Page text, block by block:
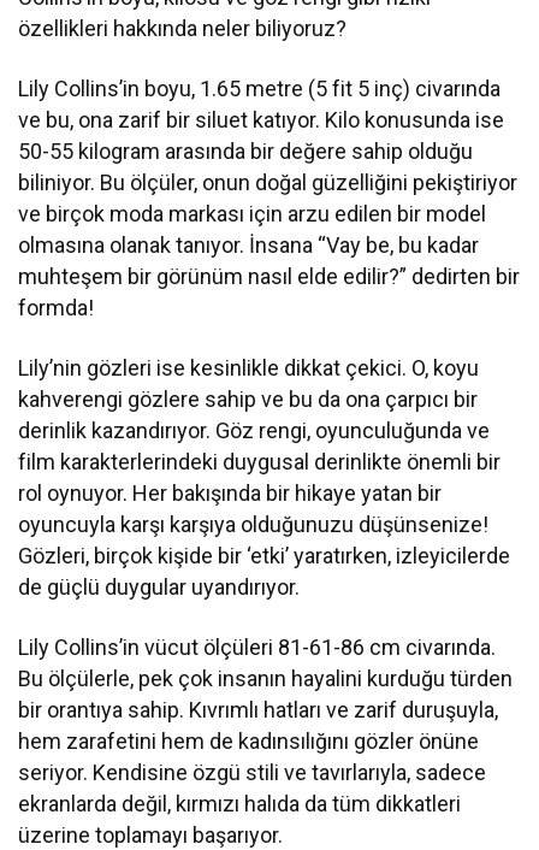
özellikleri hakkında neler biliyoruz?
Lily Collins’in boyu, 1.65 metre (5 fit 5 inç) civarında
ve bu, ona zarif bir siluet katıyor. Kilo konusunda ise
50-55 kilogram arasında bir değere sahip olduğu
biliniyor. Bu ölçüler, onun doğal güzelliğini pekiştiriyor
ve birçok moda markası için arzu edilen bir model
olmasına olanak tanıyor. İnsana “Vay be, bu kadar
muhteşem bir görünüm nasıl elde edilir?” dedirten bir
formda!
Lily’nin gözleri ise kesinlikle dikkat çekici. O, koyu
kahverengi gözlere sahip ve bu da ona çarpıcı bir
derinlik kazandırıyor. Göz rengi, oyunculuğunda ve
film karakterlerindeki duygusal derinlikte önemli bir
rol oynuyor. Her bakışında bir hikaye yatan bir
oyuncuyla karşı karşıya olduğunuzu düşünsenize!
Gözleri, birçok kişide bir ‘etki’ yaratırken, izleyicilerde
de güçlü duygular uyandırıyor.
Lily Collins’in vücut ölçüleri 81-61-86 cm civarında.
Bu ölçülerle, pek çok insanın hayalini kurduğu türden
bir orantıya sahip. Kıvrımlı hatları ve zarif duruşuyla,
hem zarafetini hem de kadınsılığını gözler önüne
seriyor. Kendisine özgü stili ve tavırlarıyla, sadece
ekranlarda değil, kırmızı halıda da tüm dikkatleri
üzerine toplamayı başarıyor.